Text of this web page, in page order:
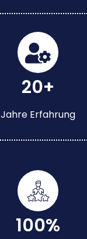
20+
Jahre Erfahrung
100%